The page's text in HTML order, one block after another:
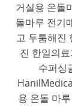
거실용 온돌
돌마루 전기
고 두툼해진
진 한일의
수퍼싱
용 온돌 마